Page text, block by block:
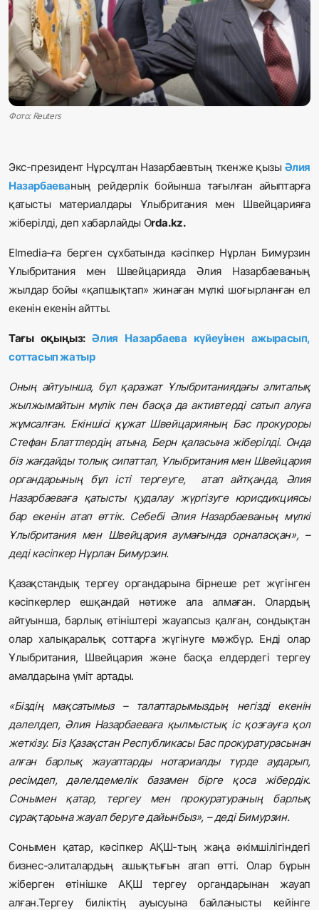
Жаңалықтар
Қоғам
Спорт
Әлем
Қазақ тілі
Фото: Reuters
Экс-президент Нұрсұлтан Назарбаевтың ткенже қызы Әлия
Назарбаеваның рейдерлік бойынша тағылған айыптарға
қатысты материалдары Ұлыбритания мен Швейцарияға
жіберілді, деп хабарлайды Оrda.kz.
Elmedia-ға берген сұхбатында кәсіпкер Нұрлан Бимурзин
Ұлыбритания мен Швейцарияда Әлия Назарбаеваның
жылдар бойы «қапшықтап» жинаған мүлкі шоғырланған ел
екенін екенін айтты.
Тағы оқыңыз:Әлия Назарбаева күйеуінен ажырасып,
соттасып жатыр
Оның айтуынша, бұл қаражат Ұлыбританиядағы элиталық
жылжымайтын мүлік пен басқа да активтерді сатып алуға
жұмсалған. Екіншісі құжат Швейцарияның Бас прокуроры
Стефан Блаттлердің атына, Берн қаласына жіберілді. Онда
біз жағдайды толық сипаттап, Ұлыбритания мен Швейцария
органдарының бұл істі тергеуге, атап айтқанда, Әлия
Назарбаеваға қатысты қудалау жүргізуге юрисдикциясы
бар екенін атап өттік. Себебі Әлия Назарбаеваның мүлкі
Ұлыбритания мен Швейцария аумағында орналасқан», –
деді кәсіпкер Нұрлан Бимурзин.
Қазақстандық тергеу органдарына бірнеше рет жүгінген
кәсіпкерлер ешқандай нәтиже ала алмаған. Олардың
айтуынша, барлық өтініштері жауапсыз қалған, сондықтан
олар халықаралық соттарға жүгінуге мәжбүр. Енді олар
Ұлыбритания, Швейцария және басқа елдердегі тергеу
амалдарына үміт артады.
«Біздің мақсатымыз – талаптарымыздың негізді екенін
дәлелдеп, Әлия Назарбаеваға қылмыстық іс қозғауға қол
жеткізу. Біз Қазақстан Республикасы Бас прокуратурасынан
алған барлық жауаптарды нотариалды түрде аударып,
ресімдеп, дәлелдемелік базамен бірге қоса жібердік.
Сонымен қатар, тергеу мен прокуратураның барлық
сұрақтарына жауап беруге дайынбыз», – деді Бимурзин.
Сонымен қатар, кәсіпкер АҚШ-тың жаңа әкімшілігіндегі
бизнес-элиталардың ашықтығын атап өтті. Олар бұрын
жіберген өтінішке АҚШ тергеу органдарынан жауап
алған.Тергеу биліктің ауысуына байланысты кейінге